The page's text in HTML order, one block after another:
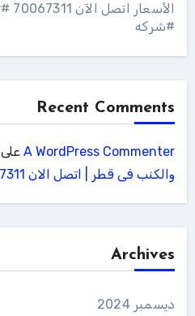
#شركه
Recent Comments
A WordPress Commenterعلى
والكنب فى قطر | اتصل الان 70067311
Archives
ديسمبر 2024